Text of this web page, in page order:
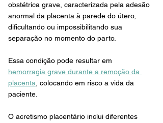
obstétrica grave, caracterizada pela adesão
anormal da placenta à parede do útero,
dificultando ou impossibilitando sua
separação no momento do parto.
Essa condição pode resultar em
hemorragia grave durante a remoção da
placenta , colocando em risco a vida da
paciente.
O acretismo placentário inclui diferentes